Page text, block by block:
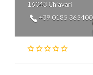
16043 Chiavari
+39 0185 365400